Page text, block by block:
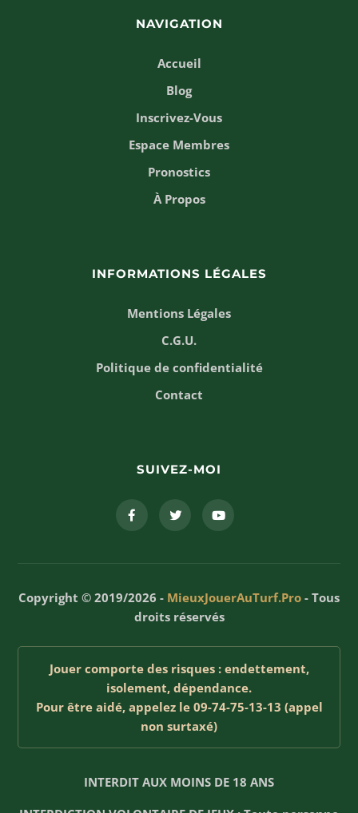
NAVIGATION
Accueil
Blog
Inscrivez-Vous
Espace Membres
Pronostics
À Propos
INFORMATIONS LÉGALES
Mentions Légales
C.G.U.
Politique de confidentialité
Contact
SUIVEZ-MOI
Copyright © 2019/2026 - MieuxJouerAuTurf.Pro - Tous
droits réservés
Jouer comporte des risques : endettement,
isolement, dépendance.
Pour être aidé, appelez le 09-74-75-13-13 (appel
non surtaxé)
INTERDIT AUX MOINS DE 18 ANS